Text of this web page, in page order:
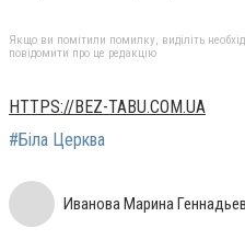
Якщо ви помітили помилку, виділіть
повідомити про це редакцію
HTTPS://BEZ-TABU.COM.UA
#Біла Церква
Иванова Марина